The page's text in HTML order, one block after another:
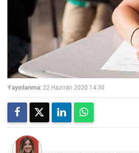
Yayınlanma: 22 Haziran 2020 14:30